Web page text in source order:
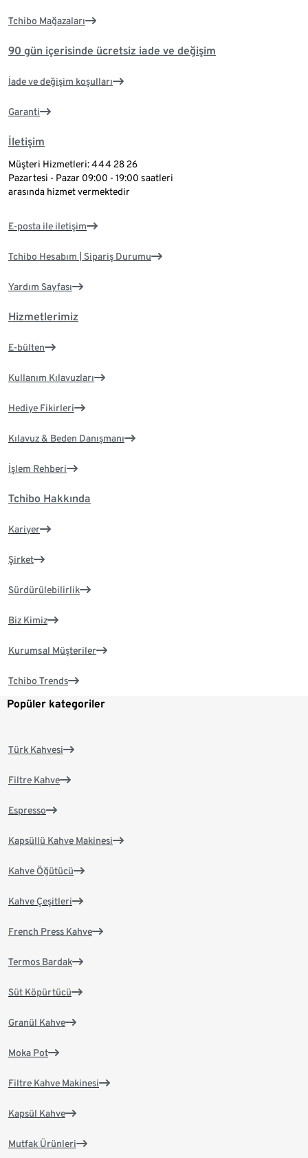
Tchibo Mağazaları
90 gün içerisinde ücretsiz iade ve değişim
İade ve değişim koşulları
Garanti
İletişim
Müşteri Hizmetleri: 444 28 26
Pazartesi - Pazar 09:00 - 19:00 saatleri
arasında hizmet vermektedir
E-posta ile iletişim
Tchibo Hesabım | Sipariş Durumu
Yardım Sayfası
Hizmetlerimiz
E-bülten
Kullanım Kılavuzları
Hediye Fikirleri
Kılavuz & Beden Danışmanı
İşlem Rehberi
Tchibo Hakkında
Kariyer
Şirket
Sürdürülebilirlik
Biz Kimiz
Kurumsal Müşteriler
Tchibo Trends
Popüler kategoriler
Türk Kahvesi
Filtre Kahve
Espresso
Kapsüllü Kahve Makinesi
Kahve Öğütücü
Kahve Çeşitleri
French Press Kahve
Termos Bardak
Süt Köpürtücü
Granül Kahve
Moka Pot
Filtre Kahve Makinesi
Kapsül Kahve
Mutfak Ürünleri